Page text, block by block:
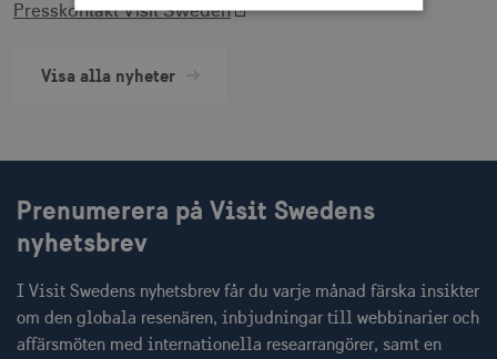
Presskontakt Visit Sweden
Visa alla nyheter
Prenumerera på Visit Swedens
nyhetsbrev
I Visit Swedens nyhetsbrev får du varje månad färska insikter
om den globala resenären, inbjudningar till webbinarier och
affärsmöten med internationella researrangörer, samt en
och kontohantering men bidrar även till en
användas ordentligt utan strikt nödvändiga
cookies.
Namn
csrftoken
.visitsweden.com 1 år